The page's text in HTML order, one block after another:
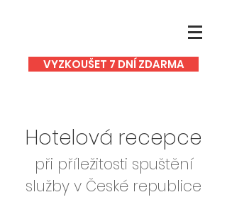
VYZKOUŠET 7 DNÍ ZDARMA
Hotelová recepce
při příležitosti spuštění
služby v České republice